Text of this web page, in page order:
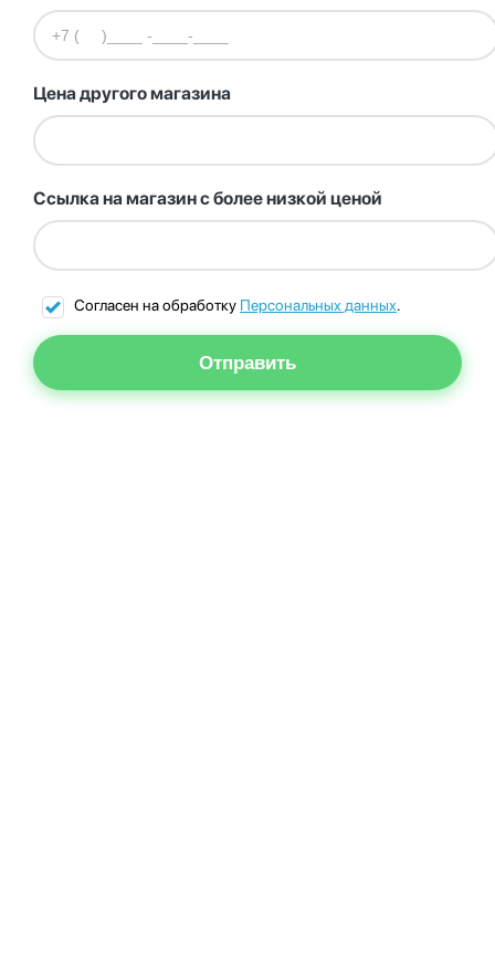
Цена другого магазина
Ссылка на магазин с более низкой ценой
Согласен на обработку Персональных данных.
Отправить